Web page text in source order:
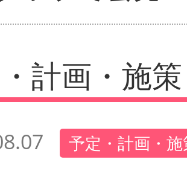
計画・施策
予定・計画・